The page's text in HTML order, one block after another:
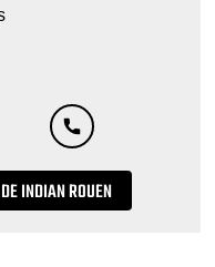
INDIAN ROUEN